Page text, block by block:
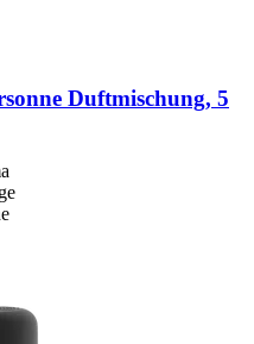
Duftmischung, 5